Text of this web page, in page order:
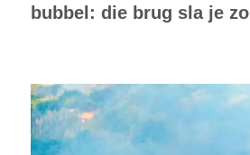
bubbel: die brug sla je zo